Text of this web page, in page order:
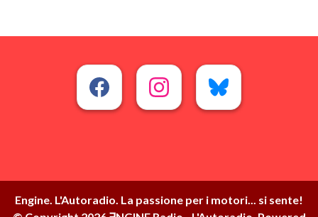
Engine. L'Autoradio. La passione per i motori... si sente!